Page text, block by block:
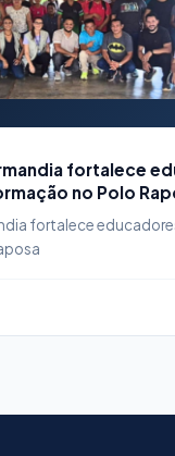
fortalece
no Polo
fortalece